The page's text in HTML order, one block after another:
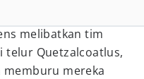
melibatkan tim
telur Quetzalcoatlus,
mereka